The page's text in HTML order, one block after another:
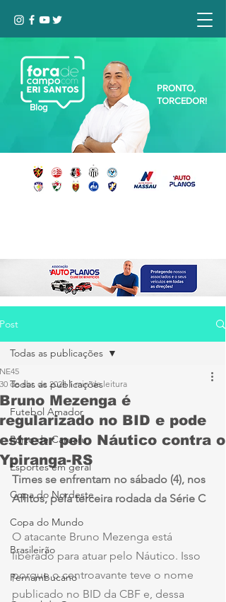
Blog
PRONTO,
TORCEDOR!
Post
Todas as publicações
Futebol Amador
Porto de Caruaru
Esportes em geral
Copa do Nordeste
Copa do Mundo
Brasileirão
Pernambucano
Todas as publicações
Bruno Mezenga é
regularizado no BID e pode
estrear pelo Náutico contra o
Ypiranga-RS
NE45
30 de abr. de 2024 1 min de leitura
Times se enfrentam no sábado (4), nos
Aflitos, pela terceira rodada da Série C
O atacante Bruno Mezenga está
liberado para atuar pelo Náutico. Isso
porque o centroavante teve o nome
publicado no BID da CBF e, dessa